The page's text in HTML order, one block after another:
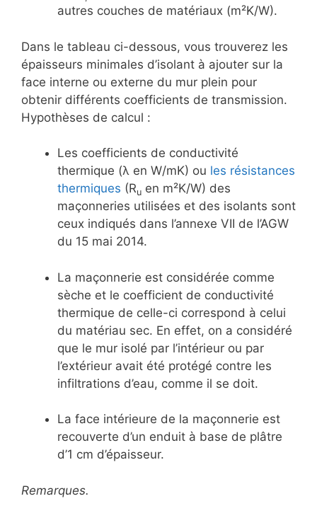
autres couches de matériaux (m²K/W).
Dans le tableau ci-dessous, vous trouverez les
épaisseurs minimales d’isolant à ajouter sur la
face interne ou externe du mur plein pour
obtenir différents coefficients de transmission.
Hypothèses de calcul :
Les coefficients de conductivité
thermique (λ en W/mK) ou les résistances
thermiques (Ru en m²K/W) des
maçonneries utilisées et des isolants sont
ceux indiqués dans l’annexe VII de l’AGW
du 15 mai 2014.
La maçonnerie est considérée comme
sèche et le coefficient de conductivité
thermique de celle-ci correspond à celui
du matériau sec. En effet, on a considéré
que le mur isolé par l’intérieur ou par
l’extérieur avait été protégé contre les
infiltrations d’eau, comme il se doit.
La face intérieure de la maçonnerie est
recouverte d’un enduit à base de plâtre
d’1 cm d’épaisseur.
Remarques.